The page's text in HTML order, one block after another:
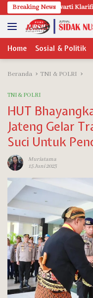
Langsung
ke
konten
Breaking News
Klarifikasi Pernyataan
Home Sosial & Politik
Beranda TNI & POLRI
TNI & POLRI
HUT
Jateng Gelar
Suci Untuk
Muriatama
15 Juni 2023